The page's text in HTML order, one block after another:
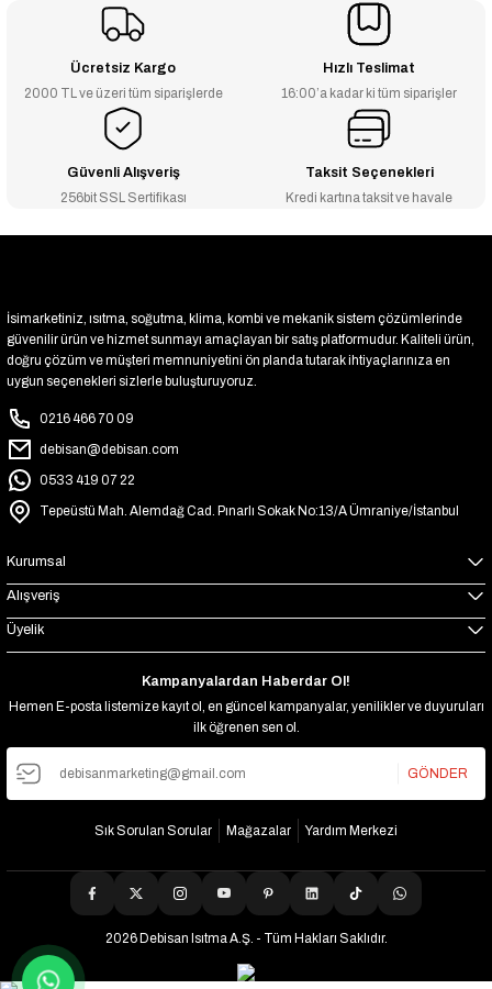
-6% İNDİRİM
Kas 1'' Küresel Su Vanası PN25 0809432
YENİ ÜRÜN
ECA 1'' İçme Suyu Küresel Vana -122170
₺784
-6% İNDİRİM
ECA 2'' Pn10 Tam Geçişli Küresel Vana -122184
₺3.959
₺4.208
Ücretsiz Kargo
2000 TL ve üzeri tüm siparişlerde
Hızlı Teslimat
16:00’a kadar ki tüm siparişler
Güvenli Alışveriş
256bit SSL Sertifikası
Taksit Seçenekleri
Kredi kartına taksit ve havale
İsimarketiniz, ısıtma, soğutma, klima, kombi ve mekanik sistem çözümlerinde
güvenilir ürün ve hizmet sunmayı amaçlayan bir satış platformudur. Kaliteli ürün,
doğru çözüm ve müşteri memnuniyetini ön planda tutarak ihtiyaçlarınıza en
uygun seçenekleri sizlerle buluşturuyoruz.
0216 466 70 09
debisan@debisan.com
0533 419 07 22
Tepeüstü Mah. Alemdağ Cad. Pınarlı Sokak No:13/A Ümraniye/İstanbul
Kurumsal
Alışveriş
Üyelik
Kampanyalardan Haberdar Ol!
Hemen E-posta listemize kayıt ol, en güncel kampanyalar, yenilikler ve duyuruları
ilk öğrenen sen ol.
GÖNDER
Sık Sorulan Sorular Mağazalar Yardım Merkezi
2026 Debisan Isıtma A.Ş. - Tüm Hakları Saklıdır.